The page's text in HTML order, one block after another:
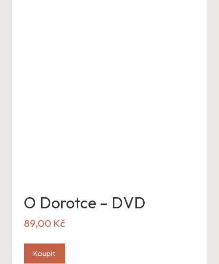
O Dorotce – DVD
89,00 Kč
Koupit